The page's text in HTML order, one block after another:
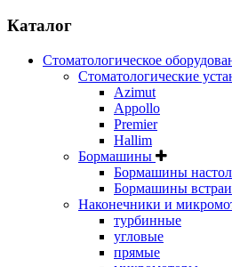
Каталог
Стоматологическое
Стоматологические
Azimut
Appollo
Premier
Hallim
Бормашины
Бормашины
Бормашины
Наконечники и
турбинные
угловые
прямые